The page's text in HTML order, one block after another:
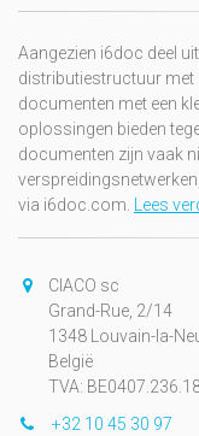
Aangezien i6doc deel
distributiestructuur met
documenten met een
oplossingen bieden
documenten zijn vaak
via i6doc.com. Lees
CIACO sc
Grand-Rue, 2/14
1348 Louvain-la-
België
TVA:
+32 10 45 30 97